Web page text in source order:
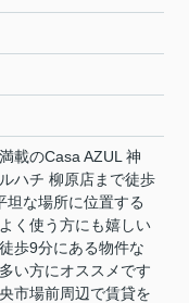
載のCasa AZUL 神
ハチ 柳原店まで徒歩
な場所に位置する
く使う方にも嬉しい
歩9分にある物件な
い方にオススメです
市場前周辺で賃貸を